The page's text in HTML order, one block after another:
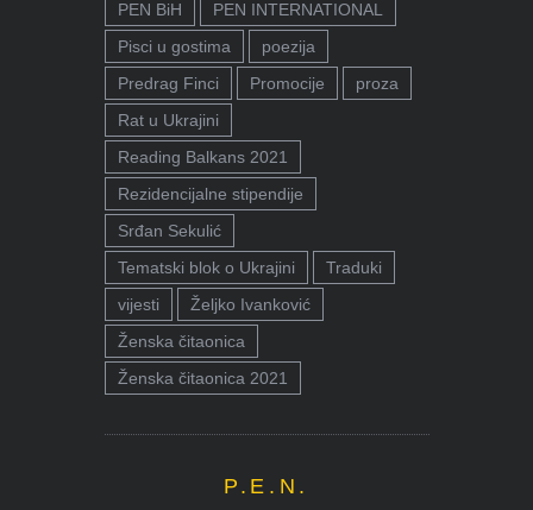
PEN BiH
PEN INTERNATIONAL
Pisci u gostima
poezija
Predrag Finci
Promocije
proza
Rat u Ukrajini
Reading Balkans 2021
Rezidencijalne stipendije
Srđan Sekulić
Tematski blok o Ukrajini
Traduki
vijesti
Željko Ivanković
Ženska čitaonica
Ženska čitaonica 2021
P.E.N.